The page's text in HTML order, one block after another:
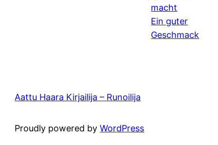
macht
Ein guter
Geschmack
Aattu Haara Kirjailija – Runoilija
Proudly powered byWordPress